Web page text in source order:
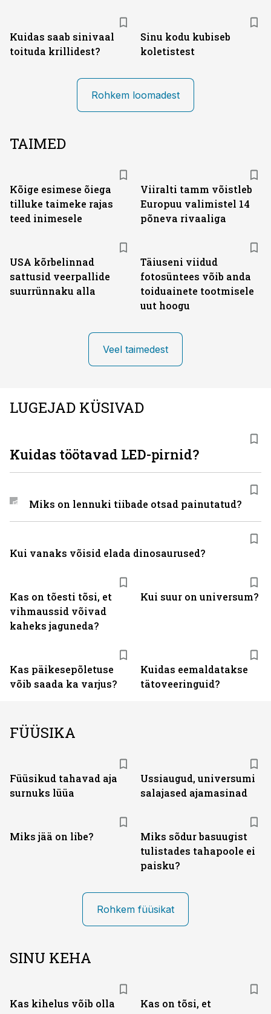
Kuidas saab sinivaal
toituda krillidest?
Sinu kodu kubiseb
koletistest
Rohkem loomadest
TAIMED
Kõige esimese õiega
tilluke taimeke rajas
teed inimesele
Viiralti tamm võistleb
Europuu valimistel 14
põneva rivaaliga
USA kõrbelinnad
sattusid veerpallide
suurrünnaku alla
Täiuseni viidud
fotosüntees võib anda
toiduainete tootmisele
uut hoogu
Veel taimedest
LUGEJAD KÜSIVAD
Kas on tõesti tõsi, et
vihmaussid võivad
kaheks jaguneda?
Kui suur on universum?
Kas päikesepõletuse
võib saada ka varjus?
Kuidas eemaldatakse
tätoveeringuid?
Kuidas töötavad LED-pirnid?
Miks on lennuki tiibade otsad painutatud?
Kui vanaks võisid elada dinosaurused?
FÜÜSIKA
Füüsikud tahavad aja
surnuks lüüa
Ussiaugud, universumi
salajased ajamasinad
Miks jää on libe?
Miks sõdur basuugist
tulistades tahapoole ei
paisku?
Rohkem füüsikat
SINU KEHA
Kas kihelus võib olla
Kas on tõsi, et